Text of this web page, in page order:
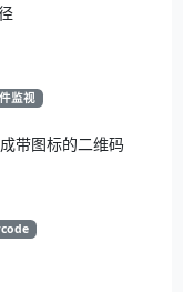
监视
带图标的二维码